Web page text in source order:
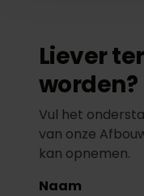
Liever
worden?
Vul het
van onze
kan opnemen.
Naam